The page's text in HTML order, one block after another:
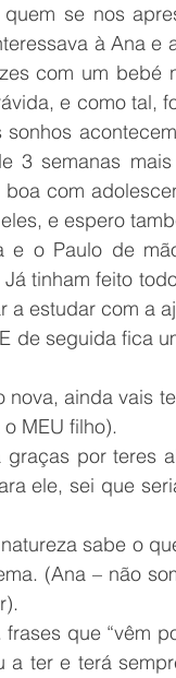
se nos
à Ana
com um bebé
e como tal,
3 semanas
com
e o Paulo de
tinham feito
a estudar com a
de seguida fica
ainda vais
MEU filho).
por teres
ele, sei que
sabe o
(Ana – não
que “vêm
a ter e terá